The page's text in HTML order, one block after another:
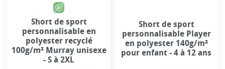
Short de sport
personnalisable en
polyester recyclé
100g/m² Murray unisexe
- S à 2XL
Short de sport
personnalisable Player
en polyester 140g/m²
pour enfant - 4 à 12 ans